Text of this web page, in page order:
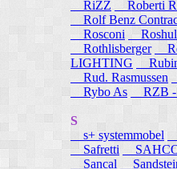
RiZZ
Roberti
Rolf Benz
Rosconi
Rothlisberger
LIGHTING
Rud. Rasmussen
Rybo As
RZB -
S
s+ systemmobel
Safretti
Sancal